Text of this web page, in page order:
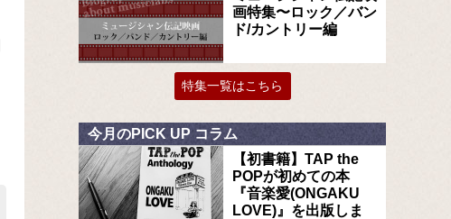
画特集〜ロック／バン
ド/カントリー編
特集一覧はこちら
今月のPICK UP コラム
【初書籍】TAP the
POPが初めての本
『音楽愛(ONGAKU
LOVE)』を出版しま